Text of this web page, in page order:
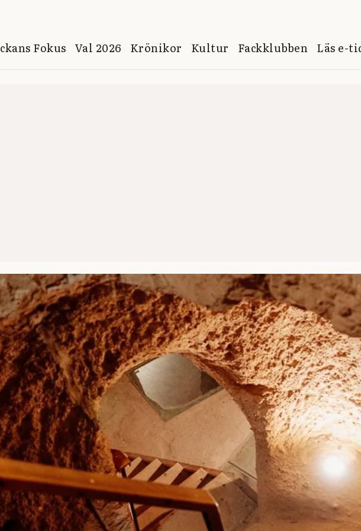
Fokus Val 2026 Krönikor Kultur Fackklubben Läs e-